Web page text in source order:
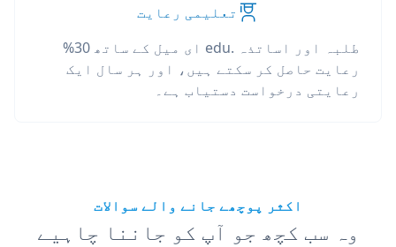
تعلیمی رعایت
طلبہ اور اساتذہ .edu ای میل کے ساتھ 30%
رعایت حاصل کر سکتے ہیں، اور ہر سال ایک
رعایتی درخواست دستیاب ہے۔
اکثر پوچھے جانے والے سوالات
وہ سب کچھ جو آپ کو جاننا چاہیے